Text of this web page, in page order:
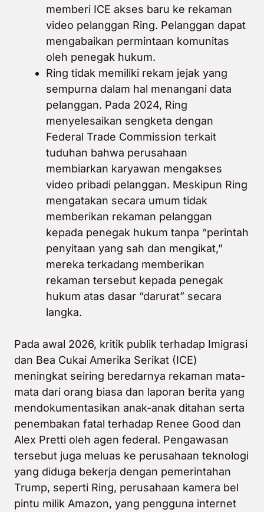
memberi ICE akses baru ke rekaman
video pelanggan Ring. Pelanggan dapat
mengabaikan permintaan komunitas
oleh penegak hukum.
Ring tidak memiliki rekam jejak yang
sempurna dalam hal menangani data
pelanggan. Pada 2024, Ring
menyelesaikan sengketa dengan
Federal Trade Commission terkait
tuduhan bahwa perusahaan
membiarkan karyawan mengakses
video pribadi pelanggan. Meskipun Ring
mengatakan secara umum tidak
memberikan rekaman pelanggan
kepada penegak hukum tanpa “perintah
penyitaan yang sah dan mengikat,”
mereka terkadang memberikan
rekaman tersebut kepada penegak
hukum atas dasar “darurat” secara
langka.
Pada awal 2026, kritik publik terhadap Imigrasi
dan Bea Cukai Amerika Serikat (ICE)
meningkat seiring beredarnya rekaman mata-
mata dari orang biasa dan laporan berita yang
mendokumentasikan anak-anak ditahan serta
penembakan fatal terhadap Renee Good dan
Alex Pretti oleh agen federal. Pengawasan
tersebut juga meluas ke perusahaan teknologi
yang diduga bekerja dengan pemerintahan
Trump, seperti Ring, perusahaan kamera bel
pintu milik Amazon, yang pengguna internet